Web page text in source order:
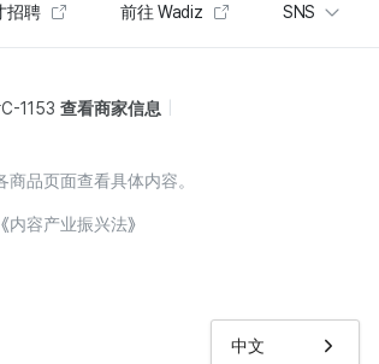
中文
招聘 前往 Wadiz SNS
1153 查看商家信息
品页面查看具体内容。
容产业振兴法》